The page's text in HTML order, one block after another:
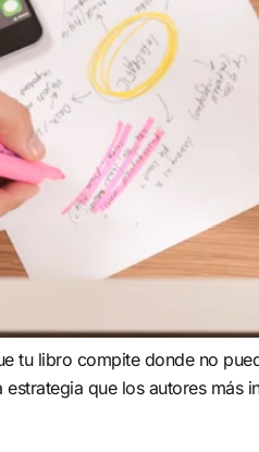
tu libro compite donde no
que los autores más